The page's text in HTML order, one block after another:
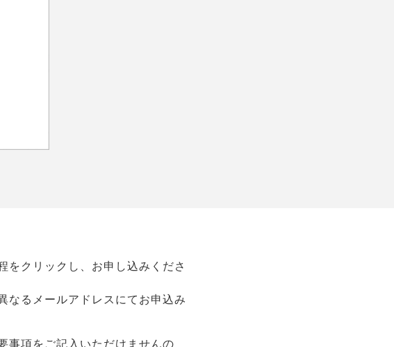
をクリックし、お申し込みくださ
なるメールアドレスにてお申込み
事項をご記入いただけませんの